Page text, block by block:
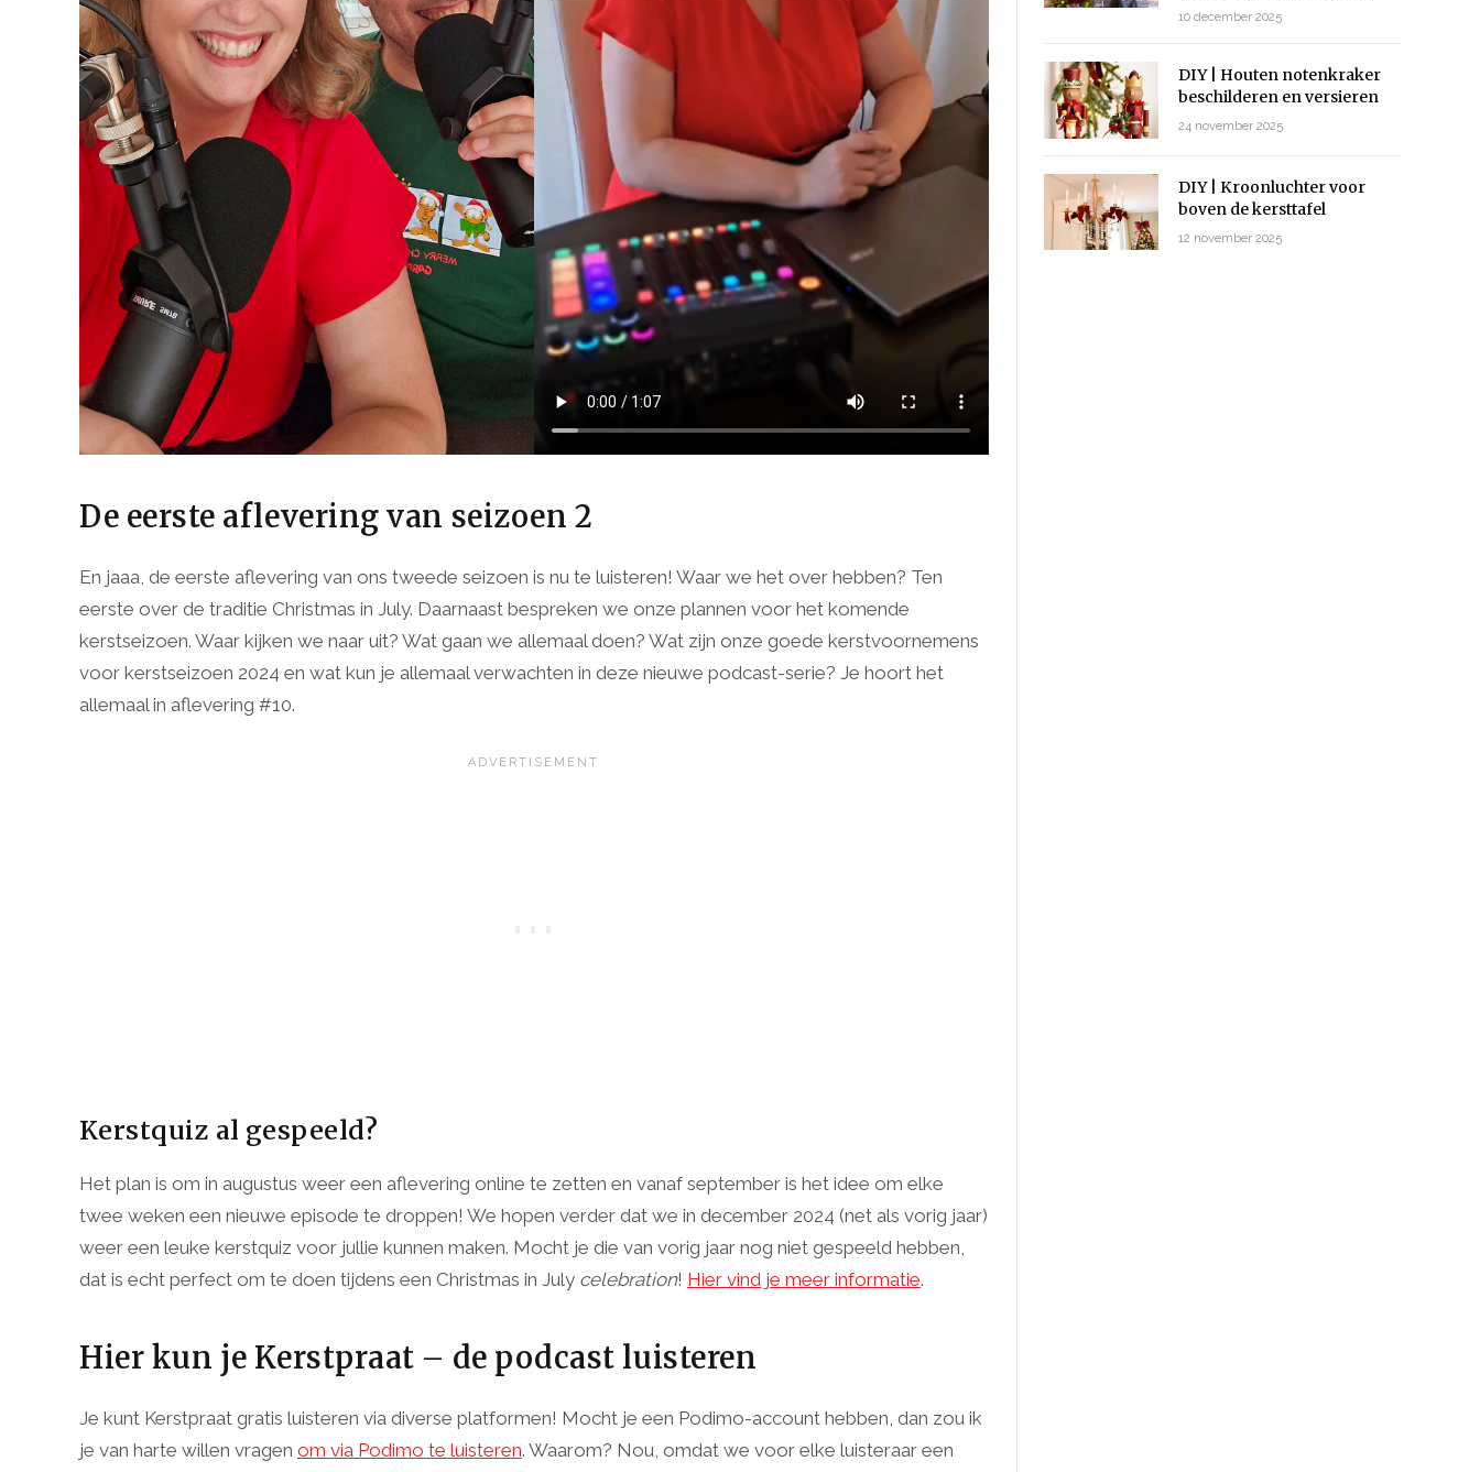
De eerste aflevering van seizoen 2
En jaaa, de eerste aflevering van ons tweede seizoen is nu te luisteren! Waar we het over hebben? Ten
eerste over de traditie Christmas in July. Daarnaast bespreken we onze plannen voor het komende
kerstseizoen. Waar kijken we naar uit? Wat gaan we allemaal doen? Wat zijn onze goede kerstvoornemens
voor kerstseizoen 2024 en wat kun je allemaal verwachten in deze nieuwe podcast-serie? Je hoort het
allemaal in aflevering #10.
Kerstquiz al gespeeld?
Het plan is om in augustus weer een aflevering online te zetten en vanaf september is het idee om elke
twee weken een nieuwe episode te droppen! We hopen verder dat we in december 2024 (net als vorig jaar)
weer een leuke kerstquiz voor jullie kunnen maken. Mocht je die van vorig jaar nog niet gespeeld hebben,
dat is echt perfect om te doen tijdens een Christmas in July celebration! Hier vind je meer informatie.
Hier kun je Kerstpraat – de podcast luisteren
Je kunt Kerstpraat gratis luisteren via diverse platformen! Mocht je een Podimo-account hebben, dan zou ik
je van harte willen vragen om via Podimo te luisteren. Waarom? Nou, omdat we voor elke luisteraar een
10 december 2025
DIY | Houten notenkraker
beschilderen en versieren
24 november 2025
DIY | Kroonluchter voor
boven de kersttafel
12 november 2025